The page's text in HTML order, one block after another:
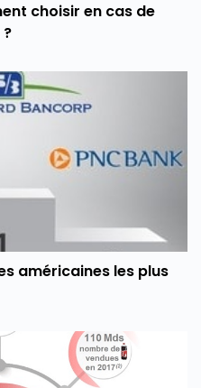
choisir en cas de
américaines les plus